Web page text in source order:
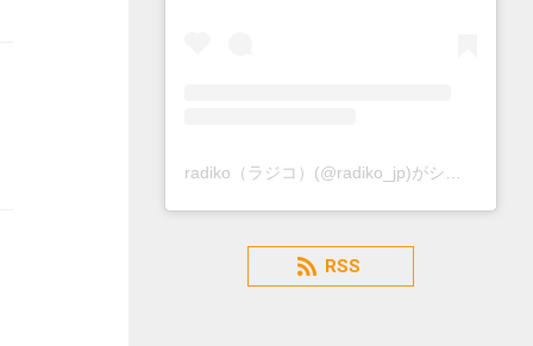
radiko（ラジコ）(@radiko_jp)がシェアした投稿
RSS